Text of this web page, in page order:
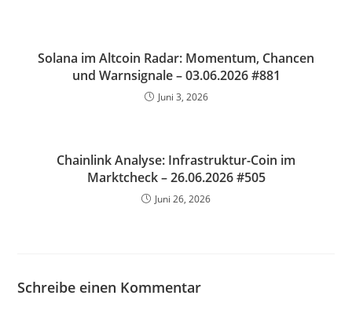
Solana im Altcoin Radar: Momentum, Chancen
und Warnsignale – 03.06.2026 #881
Juni 3, 2026
Chainlink Analyse: Infrastruktur-Coin im
Marktcheck – 26.06.2026 #505
Juni 26, 2026
Schreibe einen Kommentar